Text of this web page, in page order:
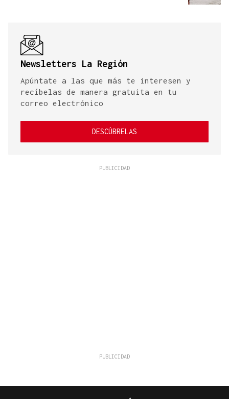
Newsletters La Región
Apúntate a las que más te interesen y
recíbelas de manera gratuita en tu
correo electrónico
DESCÚBRELAS